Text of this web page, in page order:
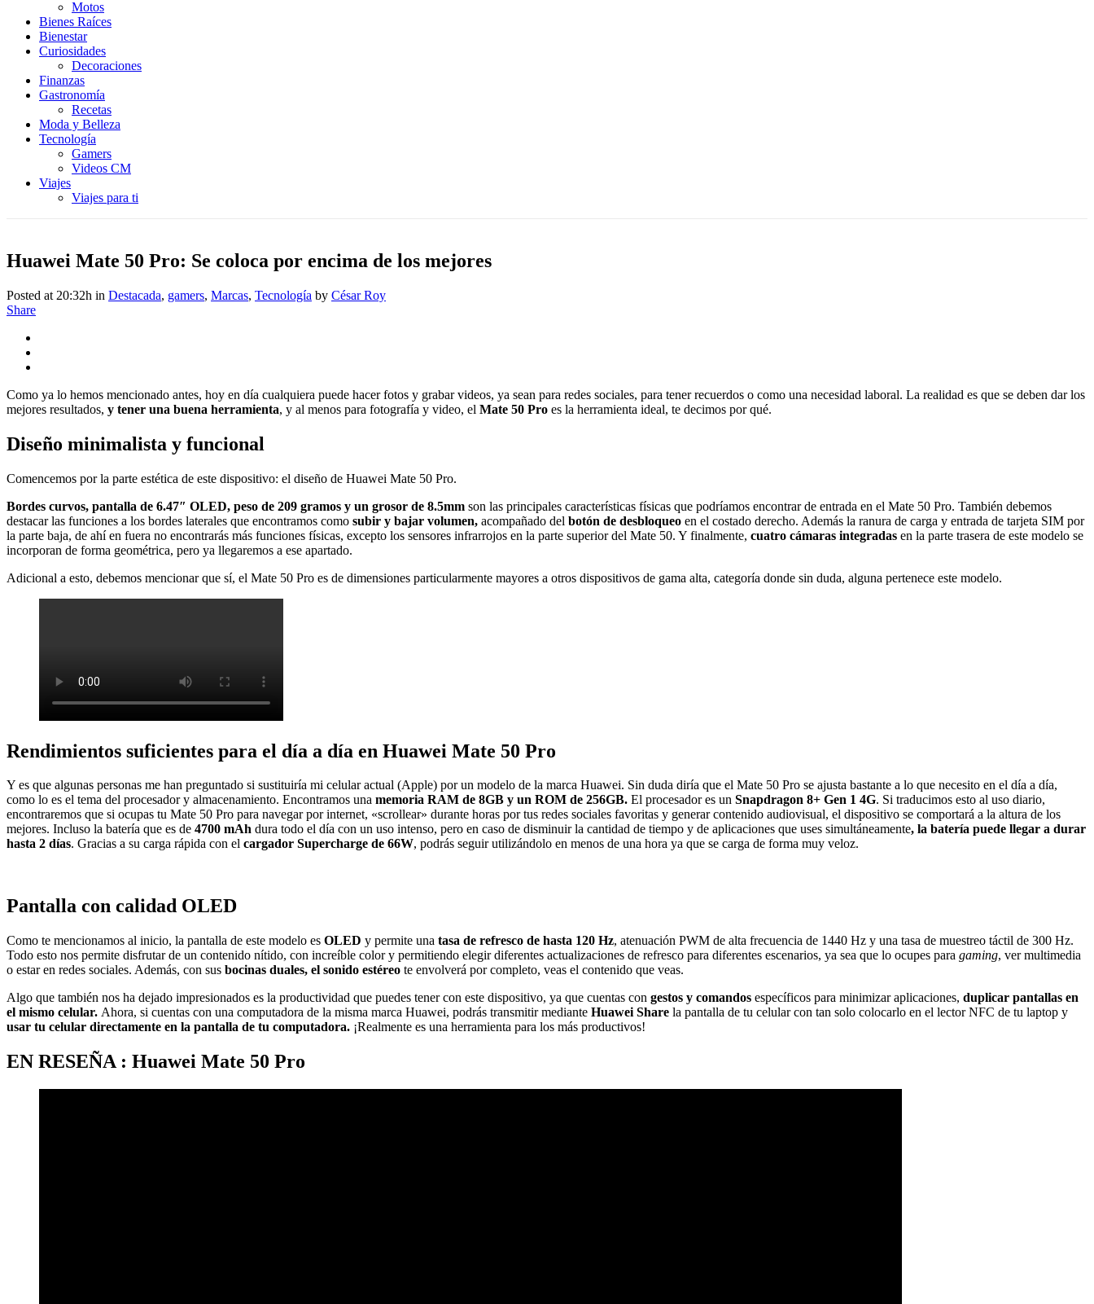
Motos
Bienes Raíces
Bienestar
Curiosidades
Decoraciones
Finanzas
Gastronomía
Recetas
Moda y Belleza
Tecnología
Gamers
Videos CM
Viajes
Viajes para ti
Huawei Mate 50 Pro: Se coloca por encima de los mejores
Posted at 20:32h in Destacada, gamers, Marcas, Tecnología by César Roy
Share
Como ya lo hemos mencionado antes, hoy en día cualquiera puede hacer fotos y grabar videos, ya sean para redes sociales, para tener recuerdos o como una necesidad laboral. La realidad es que se deben dar los
mejores resultados, y tener una buena herramienta, y al menos para fotografía y video, el Mate 50 Pro es la herramienta ideal, te decimos por qué.
Diseño minimalista y funcional
Comencemos por la parte estética de este dispositivo: el diseño de Huawei Mate 50 Pro.
Bordes curvos, pantalla de 6.47″ OLED, peso de 209 gramos y un grosor de 8.5mm son las principales características físicas que podríamos encontrar de entrada en el Mate 50 Pro. También debemos
destacar las funciones a los bordes laterales que encontramos como subir y bajar volumen, acompañado del botón de desbloqueo en el costado derecho. Además la ranura de carga y entrada de tarjeta SIM por
la parte baja, de ahí en fuera no encontrarás más funciones físicas, excepto los sensores infrarrojos en la parte superior del Mate 50. Y finalmente, cuatro cámaras integradas en la parte trasera de este modelo se
incorporan de forma geométrica, pero ya llegaremos a ese apartado.
Adicional a esto, debemos mencionar que sí, el Mate 50 Pro es de dimensiones particularmente mayores a otros dispositivos de gama alta, categoría donde sin duda, alguna pertenece este modelo.
Rendimientos suficientes para el día a día en Huawei Mate 50 Pro
Y es que algunas personas me han preguntado si sustituiría mi celular actual (Apple) por un modelo de la marca Huawei. Sin duda diría que el Mate 50 Pro se ajusta bastante a lo que necesito en el día a día,
como lo es el tema del procesador y almacenamiento. Encontramos una memoria RAM de 8GB y un ROM de 256GB. El procesador es un Snapdragon 8+ Gen 1 4G. Si traducimos esto al uso diario,
encontraremos que si ocupas tu Mate 50 Pro para navegar por internet, «scrollear» durante horas por tus redes sociales favoritas y generar contenido audiovisual, el dispositivo se comportará a la altura de los
mejores. Incluso la batería que es de 4700 mAh dura todo el día con un uso intenso, pero en caso de disminuir la cantidad de tiempo y de aplicaciones que uses simultáneamente, la batería puede llegar a durar
hasta 2 días. Gracias a su carga rápida con el cargador Supercharge de 66W, podrás seguir utilizándolo en menos de una hora ya que se carga de forma muy veloz.
Pantalla con calidad OLED
Como te mencionamos al inicio, la pantalla de este modelo es OLED y permite una tasa de refresco de hasta 120 Hz, atenuación PWM de alta frecuencia de 1440 Hz y una tasa de muestreo táctil de 300 Hz.
Todo esto nos permite disfrutar de un contenido nítido, con increíble color y permitiendo elegir diferentes actualizaciones de refresco para diferentes escenarios, ya sea que lo ocupes para gaming, ver multimedia
o estar en redes sociales. Además, con sus bocinas duales, el sonido estéreo te envolverá por completo, veas el contenido que veas.
Algo que también nos ha dejado impresionados es la productividad que puedes tener con este dispositivo, ya que cuentas con gestos y comandos específicos para minimizar aplicaciones, duplicar pantallas en
el mismo celular. Ahora, si cuentas con una computadora de la misma marca Huawei, podrás transmitir mediante Huawei Share la pantalla de tu celular con tan solo colocarlo en el lector NFC de tu laptop y
usar tu celular directamente en la pantalla de tu computadora. ¡Realmente es una herramienta para los más productivos!
EN RESEÑA : Huawei Mate 50 Pro